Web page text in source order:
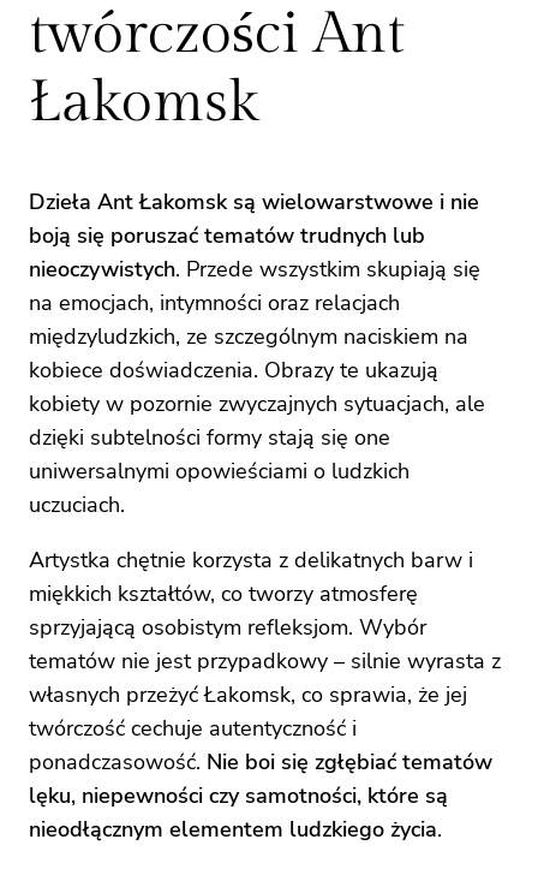
twórczości Ant
Łakomsk
Dzieła Ant Łakomsk są wielowarstwowe i nie
boją się poruszać tematów trudnych lub
nieoczywistych. Przede wszystkim skupiają się
na emocjach, intymności oraz relacjach
międzyludzkich, ze szczególnym naciskiem na
kobiece doświadczenia. Obrazy te ukazują
kobiety w pozornie zwyczajnych sytuacjach, ale
dzięki subtelności formy stają się one
uniwersalnymi opowieściami o ludzkich
uczuciach.
Artystka chętnie korzysta z delikatnych barw i
miękkich kształtów, co tworzy atmosferę
sprzyjającą osobistym refleksjom. Wybór
tematów nie jest przypadkowy – silnie wyrasta z
własnych przeżyć Łakomsk, co sprawia, że jej
twórczość cechuje autentyczność i
ponadczasowość. Nie boi się zgłębiać tematów
lęku, niepewności czy samotności, które są
nieodłącznym elementem ludzkiego życia.